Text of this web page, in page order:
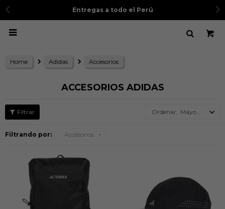
todo el Perú 3 cuotas sin intereses
con

Home Adidas Accesorios
ACCESORIOS ADIDAS
Mayor precio
Filtrando por: Accesorios